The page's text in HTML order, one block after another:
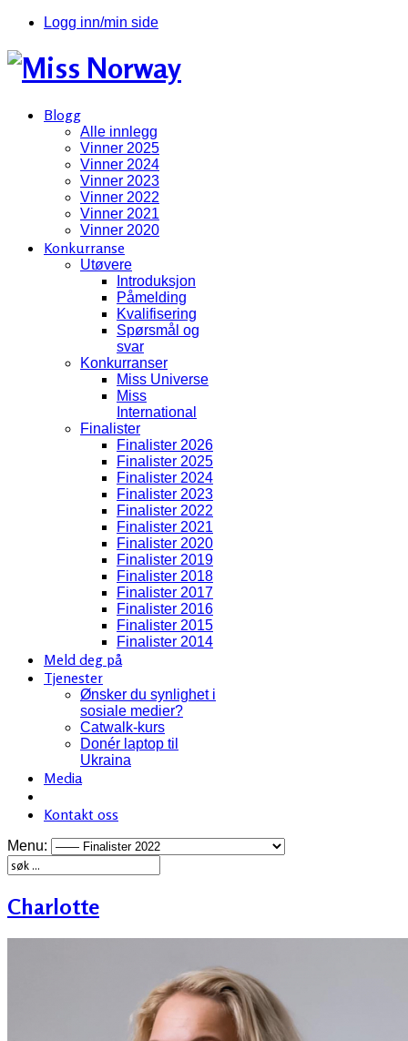
Logg inn/min side
Blogg
Alle innlegg
Vinner 2025
Vinner 2024
Vinner 2023
Vinner 2022
Vinner 2021
Vinner 2020
Konkurranse
Utøvere
Introduksjon
Påmelding
Kvalifisering
Spørsmål og
svar
Konkurranser
Miss Universe
Miss
International
Finalister
Finalister 2026
Finalister 2025
Finalister 2024
Finalister 2023
Finalister 2022
Finalister 2021
Finalister 2020
Finalister 2019
Finalister 2018
Finalister 2017
Finalister 2016
Finalister 2015
Finalister 2014
Meld deg på
Tjenester
Ønsker du synlighet i
sosiale medier?
Catwalk-kurs
Donér laptop til
Ukraina
Media
Kontakt oss
Menu:
Charlotte